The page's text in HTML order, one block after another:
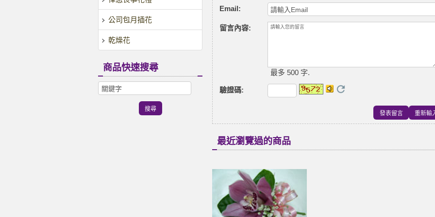
公司包月插花
乾燥花
商品快速搜尋
Email:
留言內容:
最多 500 字.
驗證碼:
最近瀏覽過的商品